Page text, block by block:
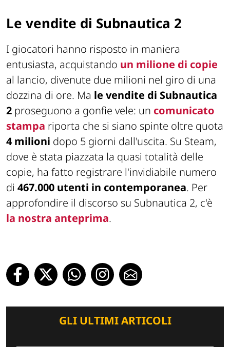
Le vendite di Subnautica 2
I giocatori hanno risposto in maniera
entusiasta, acquistando un milione di copie
al lancio, divenute due milioni nel giro di una
dozzina di ore. Ma le vendite di Subnautica
2 proseguono a gonfie vele: un comunicato
stampa riporta che si siano spinte oltre quota
4 milioni dopo 5 giorni dall'uscita. Su Steam,
dove è stata piazzata la quasi totalità delle
copie, ha fatto registrare l'invidiabile numero
di 467.000 utenti in contemporanea. Per
approfondire il discorso su Subnautica 2, c'è
la nostra anteprima.
GLI ULTIMI ARTICOLI